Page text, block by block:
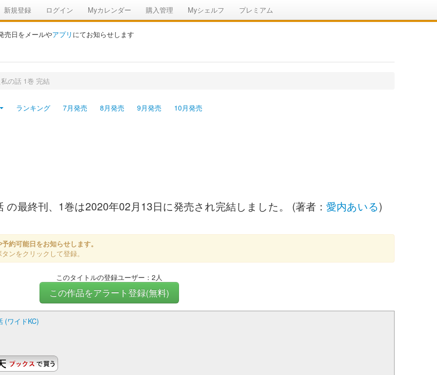
新規登録 ログイン Myカレンダー 購入管理 Myシェルフ プレミアム
売日をメールやアプリ にてお知らせします
の話 1巻 完結
ランキング 7月発売 8月発売 9月発売 10月発売
最終刊、1巻は2020年02月13日に発売され完結しました。 (著者： 愛内あいる)
約可能日をお知らせします。
ンをクリックして登録。
このタイトルの登録ユーザー：2人
この作品をアラート登録(無料)
(ワイドKC)